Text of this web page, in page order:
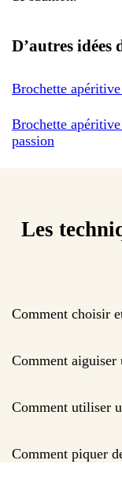
D’autres idées
Brochette
Brochette
passion
Les
Comment choisir
Comment aiguiser
Comment utiliser
Comment piquer